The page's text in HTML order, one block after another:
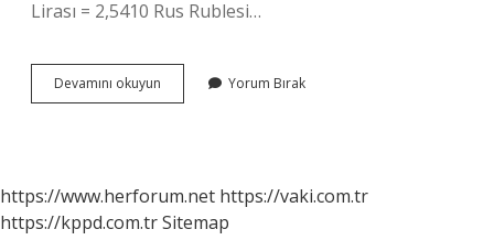
Lirası = 2,5410 Rus Rublesi…
Devamını okuyun
Tl
Yorum Bırak
https://www.herforum.net https://vaki.com.tr
https://kppd.com.trSitemap